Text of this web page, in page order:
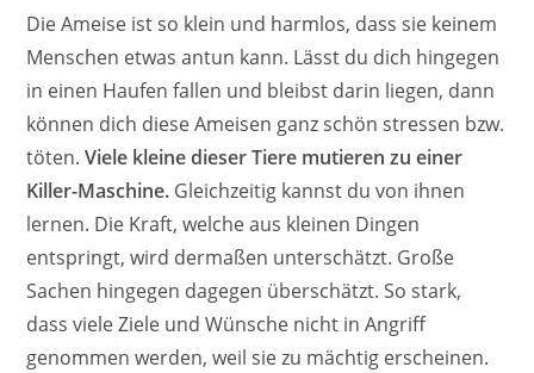
Die Ameise ist so klein und harmlos, dass sie keinem
Menschen etwas antun kann. Lässt du dich hingegen
in einen Haufen fallen und bleibst darin liegen, dann
können dich diese Ameisen ganz schön stressen bzw.
töten.Viele kleine dieser Tiere mutieren zu einer
Killer-Maschine. Gleichzeitig kannst du von ihnen
lernen. Die Kraft, welche aus kleinen Dingen
entspringt, wird dermaßen unterschätzt. Große
Sachen hingegen dagegen überschätzt. So stark,
dass viele Ziele und Wünsche nicht in Angriff
genommen werden, weil sie zu mächtig erscheinen.